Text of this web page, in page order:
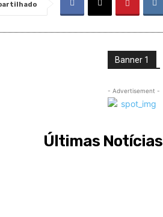
Banner 1
- Advertisement -
Últimas Notícias